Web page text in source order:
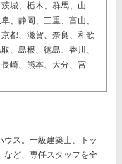
城、栃木、群馬、山
、静岡、三重、富山、
都、滋賀、奈良、和歌
、島根、徳島、香川、
崎、熊本、大分、宮
ウス。一級建築士、トッ
など、専任スタッフを全